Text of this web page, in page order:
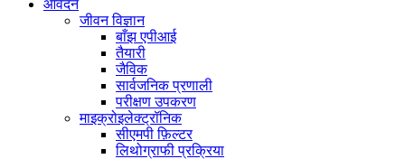
आवेदन
जीवन विज्ञान
बाँझ एपीआई
तैयारी
जैविक
सार्वजनिक प्रणाली
परीक्षण उपकरण
माइक्रोइलेक्ट्रॉनिक
सीएमपी फ़िल्टर
लिथोग्राफी प्रक्रिया